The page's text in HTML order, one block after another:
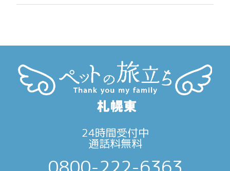
ョ
24時間受付中
通話料無料